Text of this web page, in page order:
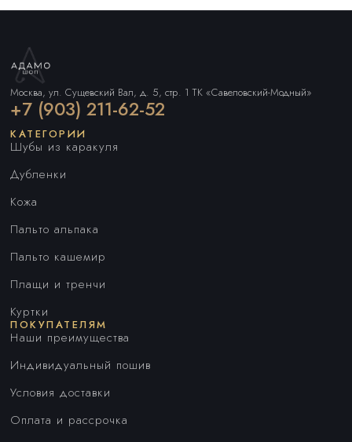
Москва, ул. Сущевский Вал, д. 5, стр. 1 ТК «Савеловский-Модный»
+7 (903) 211-62-52
КАТЕГОРИИ
Шубы из каракуля
Дубленки
Кожа
Пальто альпака
Пальто кашемир
Плащи и тренчи
Куртки
ПОКУПАТЕЛЯМ
Наши преимущества
Индивидуальный пошив
Условия доставки
Оплата и рассрочка